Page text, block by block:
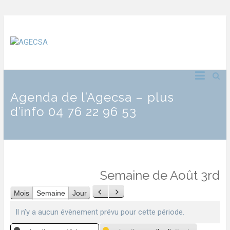
Agenda de l’Agecsa – plus
d’info 04 76 22 96 53
Semaine de Août 3rd
Mois Semaine Jour Précédent
Suivant
Il n’y a aucun évènement prévu pour cette période.